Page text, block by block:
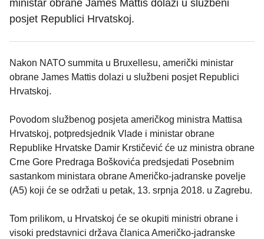
ministar obrane James Mattis dolazi u službeni
posjet Republici Hrvatskoj.
Nakon NATO summita u Bruxellesu, američki ministar
obrane James Mattis dolazi u službeni posjet Republici
Hrvatskoj.
Povodom službenog posjeta američkog ministra Mattisa
Hrvatskoj, potpredsjednik Vlade i ministar obrane
Republike Hrvatske Damir Krstičević će uz ministra obrane
Crne Gore Predraga Boškovića predsjedati Posebnim
sastankom ministara obrane Američko-jadranske povelje
(A5) koji će se održati u petak, 13. srpnja 2018. u Zagrebu.
Tom prilikom, u Hrvatskoj će se okupiti ministri obrane i
visoki predstavnici država članica Američko-jadranske